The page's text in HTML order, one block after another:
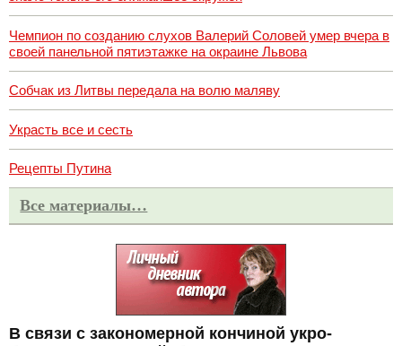
Чемпион по созданию слухов Валерий Соловей умер вчера в
своей панельной пятиэтажке на окраине Львова
Собчак из Литвы передала на волю маляву
Украсть все и сесть
Рецепты Путина
Все материалы…
В связи с закономерной кончиной укро-